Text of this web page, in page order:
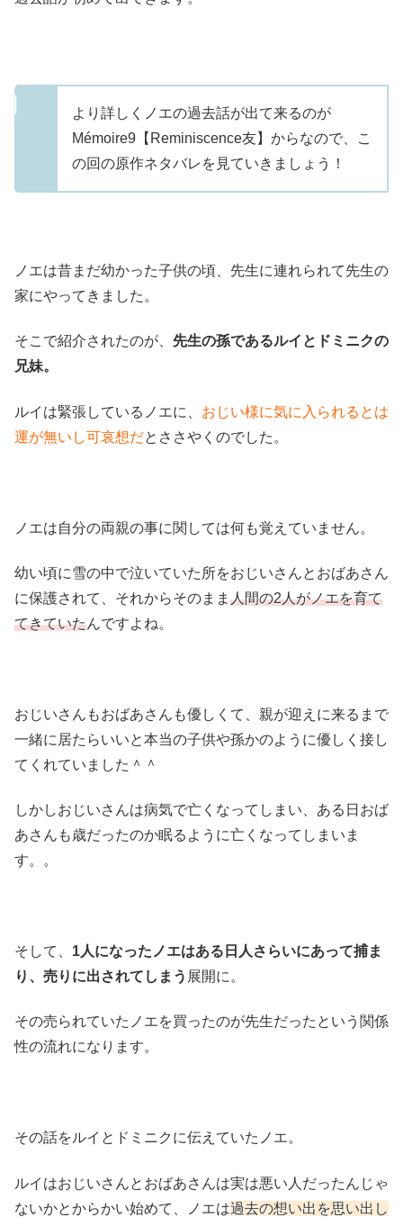
より詳しくノエの過去話が出て来るのが
Mémoire9【Reminiscence友】からなので、こ
の回の原作ネタバレを見ていきましょう！
ノエは昔まだ幼かった子供の頃、先生に連れられて先生の
家にやってきました。
そこで紹介されたのが、 先生の孫であるルイとドミニクの
兄妹。
ルイは緊張しているノエに、 おじい様に気に入られるとは
運が無いし可哀想だとささやくのでした。
ノエは自分の両親の事に関しては何も覚えていません。
幼い頃に雪の中で泣いていた所をおじいさんとおばあさん
に保護されて、それからそのまま 人間の2人がノエを育て
てきていたんですよね。
おじいさんもおばあさんも優しくて、親が迎えに来るまで
一緒に居たらいいと本当の子供や孫かのように優しく接し
てくれていました＾＾
しかしおじいさんは病気で亡くなってしまい、ある日おば
あさんも歳だったのか眠るように亡くなってしまいま
す。。
そして、 1人になったノエはある日人さらいにあって捕ま
り、売りに出されてしまう 展開に。
その売られていたノエを買ったのが先生だったという関係
性の流れになります。
その話をルイとドミニクに伝えていたノエ。
ルイはおじいさんとおばあさんは実は悪い人だったんじゃ
ないかとからかい始めて、ノエは過去の想い出を思い出し